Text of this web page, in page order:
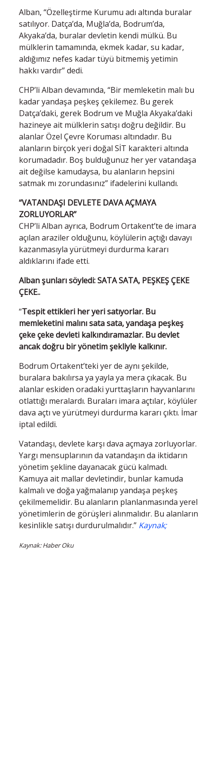
Alban, “Özelleştirme Kurumu adı altında buralar
satılıyor. Datça’da, Muğla’da, Bodrum’da,
Akyaka’da, buralar devletin kendi mülkü. Bu
mülklerin tamamında, ekmek kadar, su kadar,
aldığımız nefes kadar tüyü bitmemiş yetimin
hakkı vardır” dedi.
CHP’li Alban devamında, “Bir memleketin malı bu
kadar yandaşa peşkeş çekilemez. Bu gerek
Datça’daki, gerek Bodrum ve Muğla Akyaka’daki
hazineye ait mülklerin satışı doğru değildir. Bu
alanlar Özel Çevre Koruması altındadır. Bu
alanların birçok yeri doğal SİT karakteri altında
korumadadır. Boş bulduğunuz her yer vatandaşa
ait değilse kamudaysa, bu alanların hepsini
satmak mı zorundasınız” ifadelerini kullandı.
“VATANDAŞI DEVLETE DAVA AÇMAYA
ZORLUYORLAR”
CHP’li Alban ayrıca, Bodrum Ortakent’te de imara
açılan araziler olduğunu, köylülerin açtığı davayı
kazanmasıyla yürütmeyi durdurma kararı
aldıklarını ifade etti.
Alban şunları söyledi: SATA SATA, PEŞKEŞ ÇEKE
ÇEKE..
“Tespit ettikleri her yeri satıyorlar. Bu
memleketini malını sata sata, yandaşa peşkeş
çeke çeke devleti kalkındıramazlar. Bu devlet
ancak doğru bir yönetim şekliyle kalkınır.
Bodrum Ortakent’teki yer de aynı şekilde,
buralara bakılırsa ya yayla ya mera çıkacak. Bu
alanlar eskiden oradaki yurttaşların hayvanlarını
otlattığı meralardı. Buraları imara açtılar, köylüler
dava açtı ve yürütmeyi durdurma kararı çıktı. İmar
iptal edildi.
Vatandaşı, devlete karşı dava açmaya zorluyorlar.
Yargı mensuplarının da vatandaşın da iktidarın
yönetim şekline dayanacak gücü kalmadı.
Kamuya ait mallar devletindir, bunlar kamuda
kalmalı ve doğa yağmalanıp yandaşa peşkeş
çekilmemelidir. Bu alanların planlanmasında yerel
yönetimlerin de görüşleri alınmalıdır. Bu alanların
kesinlikle satışı durdurulmalıdır.” Kaynak;
Kaynak: Haber Oku